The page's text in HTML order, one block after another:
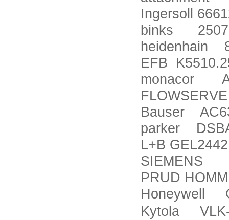
Ingersoll
binks
heidenhain
EFB
monacor
Bauser
parker
L+B
SIEMENS
PRUD
Honeywell
Kytola VLK-